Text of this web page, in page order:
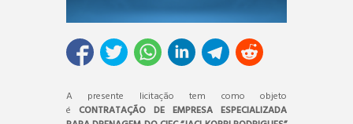
A presente licitação tem como objeto
é CONTRATAÇÃO DE EMPRESA ESPECIALIZADA